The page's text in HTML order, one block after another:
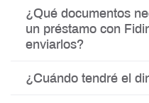
¿Qué documentos
un préstamo con
enviarlos?
¿Cuándo tendré el